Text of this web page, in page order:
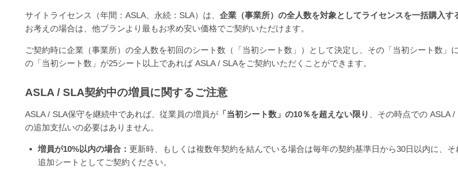
サイトライセンス（年間：ASLA、永続：SLA）は、 企業（事業所）の全人数を対象としてライセンスを一括購入す
お考えの場合は、他プランより最もお求め安い価格でご契約いただけます。
ご契約時に企業（事業所）の全人数を初回のシート数（「当初シート数」）として決定し、その「当初シート数」
の「当初シート数」が25シート以上であれば ASLA / SLAをご契約いただくことができます。
ASLA / SLA契約中の増員に関するご注意
ASLA / SLA保守を継続中であれば、従業員の増員が 「当初シート数」の10％を超えない限り 、その時点での ASLA
の追加支払いの必要はありません。
増員が10%以内の場合： 更新時、もしくは複数年契約を結んでいる場合は毎年の契約基準日から30日以内に、
追加シートとしてご契約ください。